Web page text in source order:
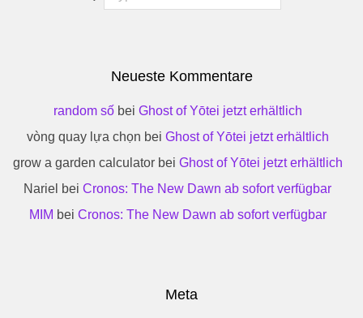
Neueste Kommentare
random sốbei Ghost of Yōtei jetzt erhältlich
vòng quay lựa chọn bei Ghost of Yōtei jetzt erhältlich
grow a garden calculatorbei Ghost of Yōtei jetzt erhältlich
Nariel bei Cronos: The New Dawn ab sofort verfügbar
MIM bei Cronos: The New Dawn ab sofort verfügbar
Meta